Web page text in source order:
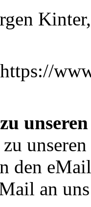
den
an